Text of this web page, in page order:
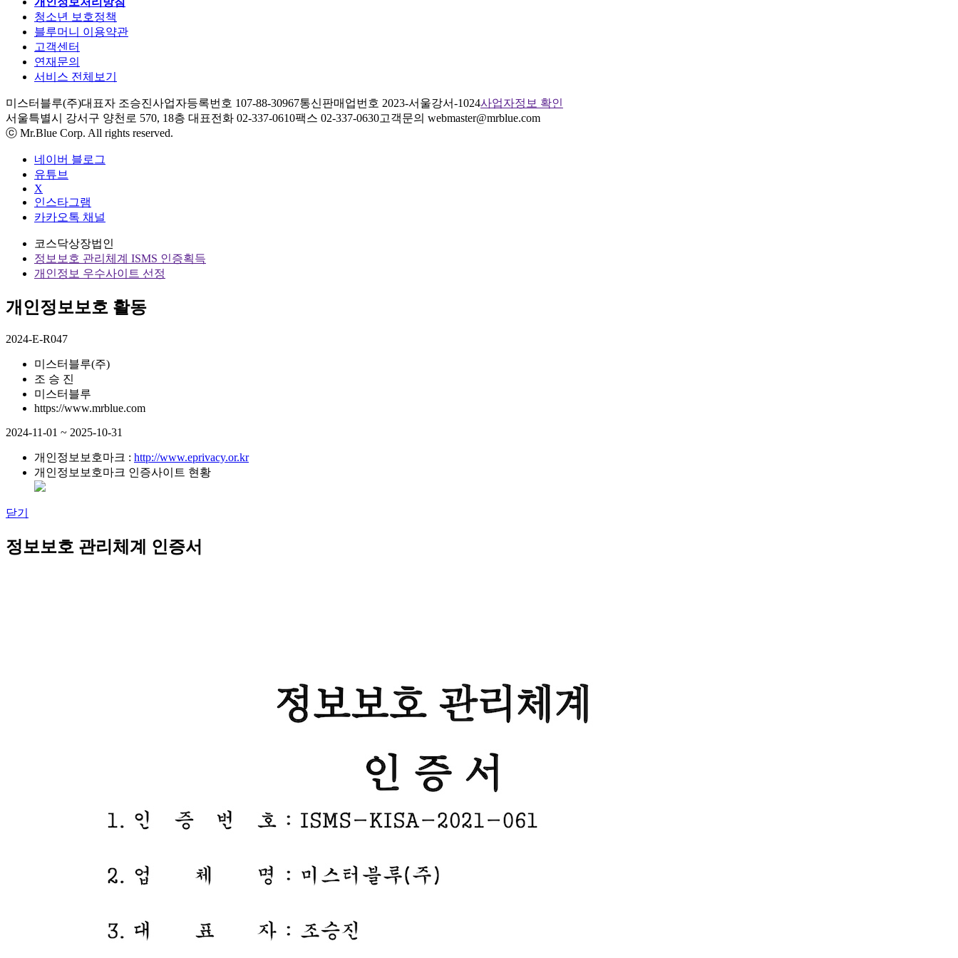
청소년 보호정책
블루머니 이용약관
고객센터
연재문의
서비스 전체보기
미스터블루(주)대표자 조승진사업자등록번호 107-88-30967통신판매업번호 2023-서울강서-1024사업자정보 확인
서울특별시 강서구 양천로 570, 18층 대표전화 02-337-0610팩스 02-337-0630고객문의 webmaster@mrblue.com
ⓒ Mr.Blue Corp. All rights reserved.
네이버 블로그
유튜브
X
인스타그램
카카오톡 채널
코스닥상장법인
정보보호 관리체계 ISMS 인증획득
개인정보 우수사이트 선정
개인정보보호 활동
2024-E-R047
미스터블루(주)
조 승 진
미스터블루
https://www.mrblue.com
2024-11-01 ~ 2025-10-31
개인정보보호마크 : http://www.eprivacy.or.kr
개인정보보호마크 인증사이트 현황
닫기
정보보호 관리체계 인증서